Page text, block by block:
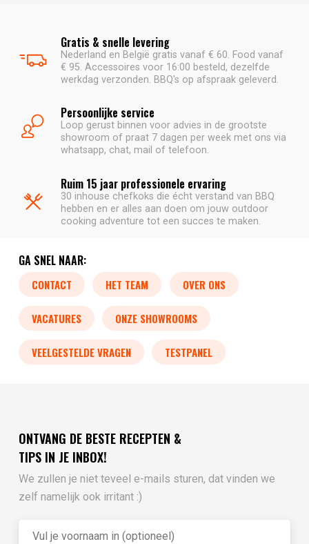
Gratis & snelle levering
Nederland en België gratis vanaf € 60. Food vanaf
€ 95. Accessoires voor 16:00 besteld, dezelfde
werkdag verzonden. BBQ's op afspraak geleverd.
Persoonlijke service
Loop gerust binnen voor advies in de grootste
showroom of praat 7 dagen per week met ons via
whatsapp, chat, mail of telefoon.
Ruim 15 jaar professionele ervaring
30 inhouse chefkoks die écht verstand van BBQ
hebben en er alles aan doen om jouw outdoor
cooking adventure tot een succes te maken.
GA SNEL NAAR:
CONTACT HET TEAM OVER ONS
VACATURES ONZE SHOWROOMS
VEELGESTELDE VRAGEN TESTPANEL
ONTVANG DE BESTE RECEPTEN &
TIPS IN JE INBOX!
We zullen je niet teveel e-mails sturen, dat vinden we
zelf namelijk ook irritant :)